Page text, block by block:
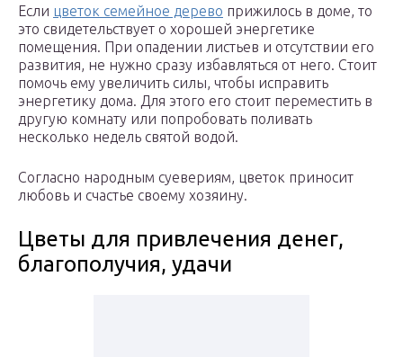
Если цветок семейное дерево прижилось в доме, то
это свидетельствует о хорошей энергетике
помещения. При опадении листьев и отсутствии его
развития, не нужно сразу избавляться от него. Стоит
помочь ему увеличить силы, чтобы исправить
энергетику дома. Для этого его стоит переместить в
другую комнату или попробовать поливать
несколько недель святой водой.
Согласно народным суевериям, цветок приносит
любовь и счастье своему хозяину.
Цветы для привлечения денег,
благополучия, удачи